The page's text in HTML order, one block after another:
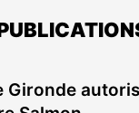
Gironde